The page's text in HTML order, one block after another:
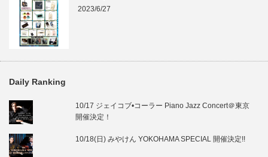
2023/6/27
Daily Ranking
10/17 ジェイコブ•コーラー Piano Jazz Concert＠東京
開催決定！
10/18(日) みやけん YOKOHAMA SPECIAL 開催決定!!